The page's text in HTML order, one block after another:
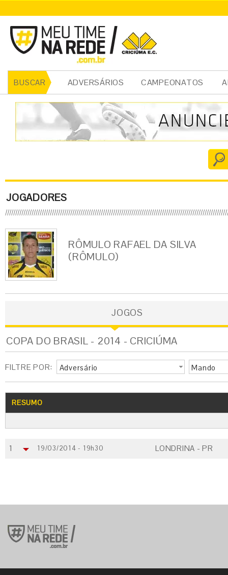
BUSCAR ADVERSÁRIOS CAMPEONATOS
JOGADORES
RÔMULO RAFAEL DA SILVA
(RÔMULO)
JOGOS
COPA DO BRASIL - 2014 - CRICIÚMA
FILTRE POR: Adversário Mando
RESUMO
1 19/03/2014 - 19h30 LONDRINA - PR